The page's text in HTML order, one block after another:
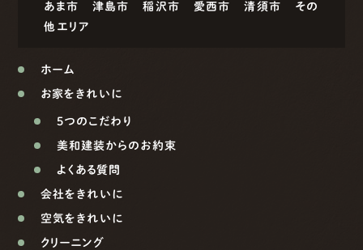
あま市
津島市 稲沢市 愛西市 清須市
その
他エリア
ホーム
お家をきれいに
5つのこだわり
美和建装からのお約束
よくある質問
会社をきれいに
空気をきれいに
クリーニング